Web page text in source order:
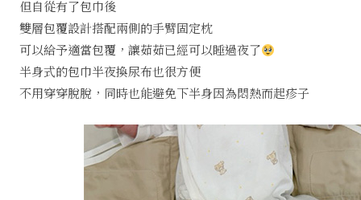
但自從有了包巾後
雙層包覆設計搭配兩側的手臂固定枕
可以給予適當包覆，讓茹茹已經可以睡過夜了
半身式的包巾半夜換尿布也很方便
不用穿穿脫脫，同時也能避免下半身因為悶熱而起疹子